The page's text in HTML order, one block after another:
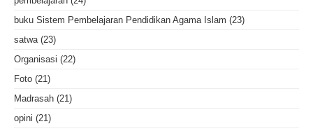
buku Sistem Pembelajaran Pendidikan Agama Islam (23)
satwa (23)
Organisasi (22)
Foto (21)
Madrasah (21)
opini (21)